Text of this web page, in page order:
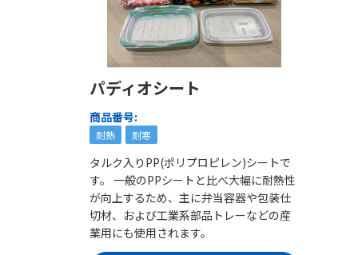
パディオシート
商品番号:
耐熱 耐寒
タルク入りPP(ポリプロピレン)シートで
す。 一般のPPシートと比べ大幅に耐熱性
が向上するため、主に弁当容器や包装仕
切材、および工業系部品トレーなどの産
業用にも使用されます。